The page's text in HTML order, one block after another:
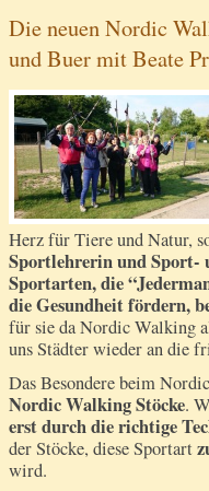
Die neuen Nordic
und Buer mit Beate
Herz für Tiere und Natur,
Sportlehrerin und Sport-
Sportarten, die
die Gesundheit fördern,
für sie da Nordic Walking
uns Städter wieder an die
Das Besondere beim
Nordic Walking Stöcke.
erst durch die richtige
der Stöcke, diese Sportart
wird.